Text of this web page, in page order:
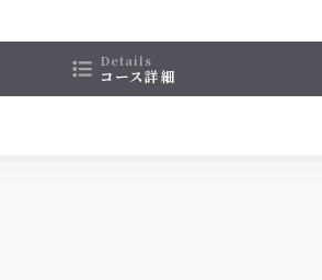
details
コース詳細